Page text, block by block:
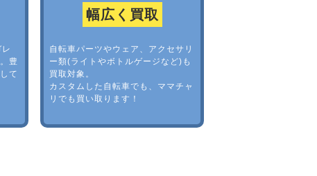
豊
て
幅広く買取
自転車パーツやウェア、アクセサリ
ー類(ライトやボトルゲージなど)も
買取対象。
カスタムした自転車でも、ママチャ
リでも買い取ります！